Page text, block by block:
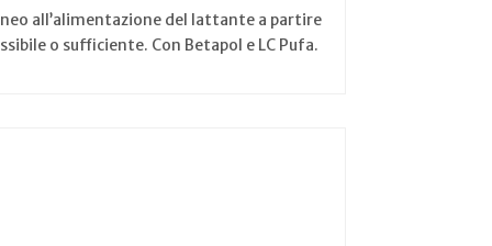
all’alimentazione del lattante a partire
o sufficiente. Con Betapol e LC Pufa.